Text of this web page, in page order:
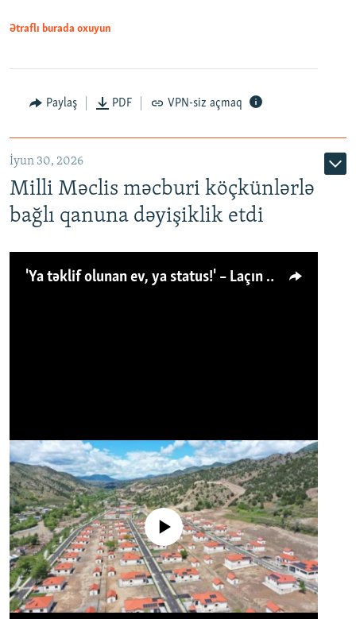
Ətraflı burada oxuyun
Paylaş PDF VPN-siz açmaq
İyun 30, 2026
Milli Məclis məcburi köçkünlərlə
bağlı qanuna dəyişiklik etdi
'Ya təklif olunan ev, ya status!' – Laçın köçkünü: 'Laçından başqa heç hara!'
No media source currently available